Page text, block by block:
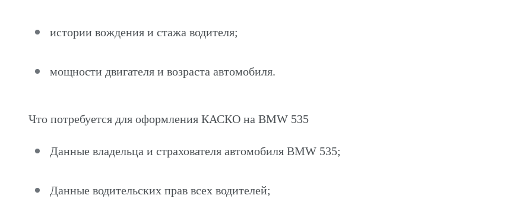
истории вождения и стажа водителя;
мощности двигателя и возраста автомобиля.
Что потребуется для оформления КАСКО на BMW 535
Данные владельца и страхователя автомобиля BMW 535;
Данные водительских прав всех водителей;